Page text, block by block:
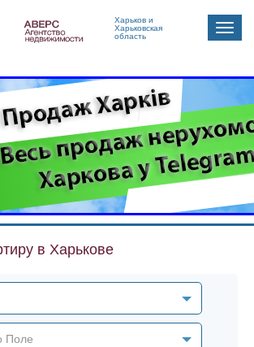
Харьков и
Харьковская
область
Toggle
в Харькове
Поле